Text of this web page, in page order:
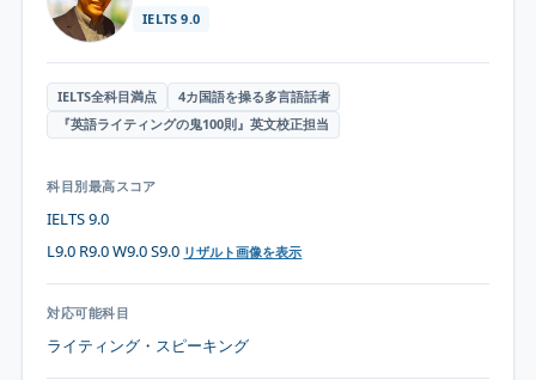
IELTS9.0
IELTS全科目満点
4カ国語を操る多言語話者
『英語ライティングの鬼100則』英文校正担当
科目別最高スコア
IELTS 9.0
L9.0 R9.0 W9.0 S9.0 リザルト画像を表示
対応可能科目
ライティング・スピーキング